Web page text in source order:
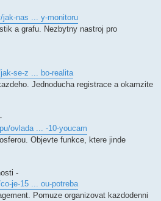
nas ... y-monitoru
a grafu. Nezbytny nastroj pro
se-z ... bo-realita
Jednoducha registrace a okamzite
ovlada ... -10-youcam
Objevte funkce, ktere jinde
-
je-15 ... ou-potreba
Pomuze organizovat kazdodenni